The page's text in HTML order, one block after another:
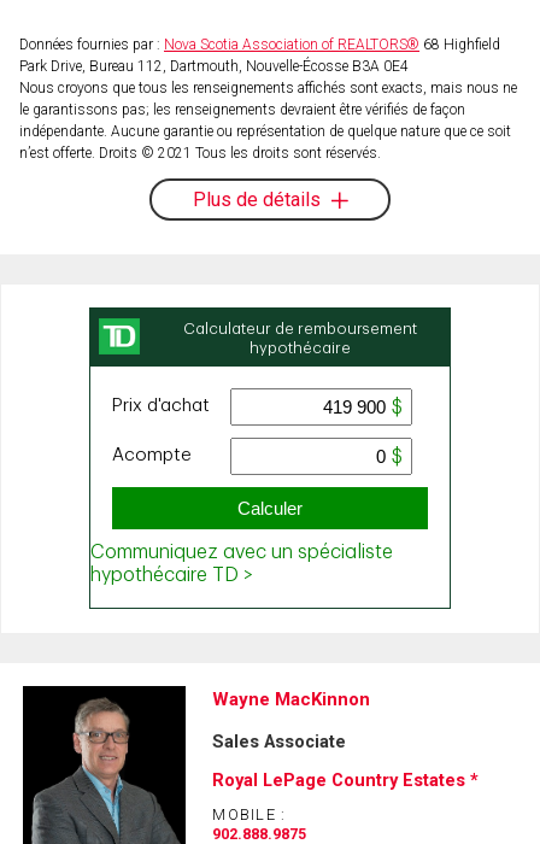
Données fournies par : Nova Scotia Association of REALTORS® 68 Highfield
Park Drive, Bureau 112, Dartmouth, Nouvelle-Écosse B3A 0E4
Nous croyons que tous les renseignements affichés sont exacts, mais nous ne
le garantissons pas; les renseignements devraient être vérifiés de façon
indépendante. Aucune garantie ou représentation de quelque nature que ce soit
n’est offerte. Droits © 2021 Tous les droits sont réservés.
Plus de détails
Wayne MacKinnon
Sales Associate
Royal LePage Country Estates *
MOBILE :
902.888.9875